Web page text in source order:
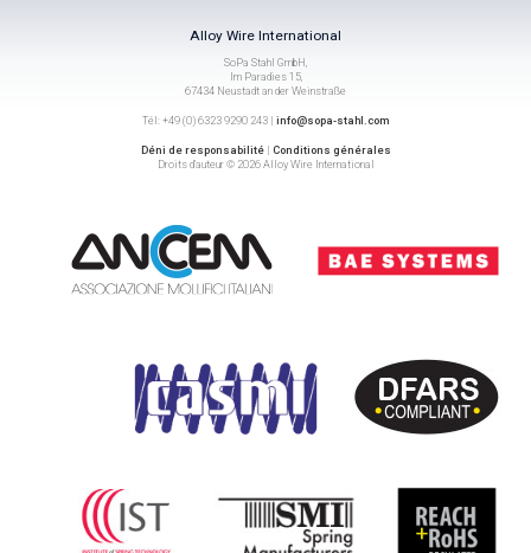
Alloy Wire International
SoPa Stahl GmbH,
Im Paradies 15,
67434 Neustadt an der Weinstraße
Tél: +49 (0) 6323 9290 243 | info@sopa-stahl.com
Déni de responsabilité| Conditions générales
Droits d’auteur © 2026 Alloy Wire International